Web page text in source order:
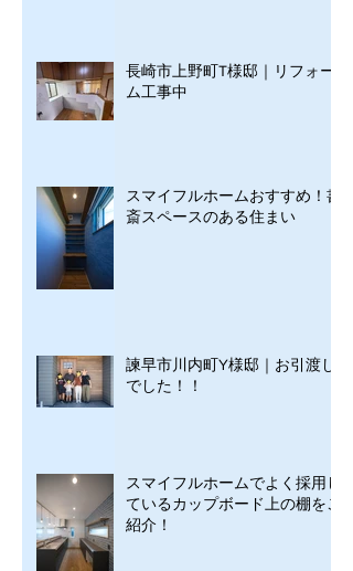
長崎市上野町T様邸｜リフォー
ム工事中
スマイフルホームおすすめ！書
斎スペースのある住まい
諫早市川内町Y様邸｜お引渡し
でした！！
スマイフルホームでよく採用し
ているカップボード上の棚をご
紹介！